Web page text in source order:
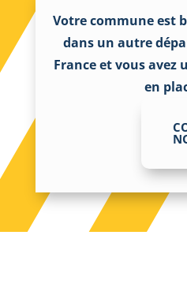
Votre commune est
dans un autre
France et vous avez
en